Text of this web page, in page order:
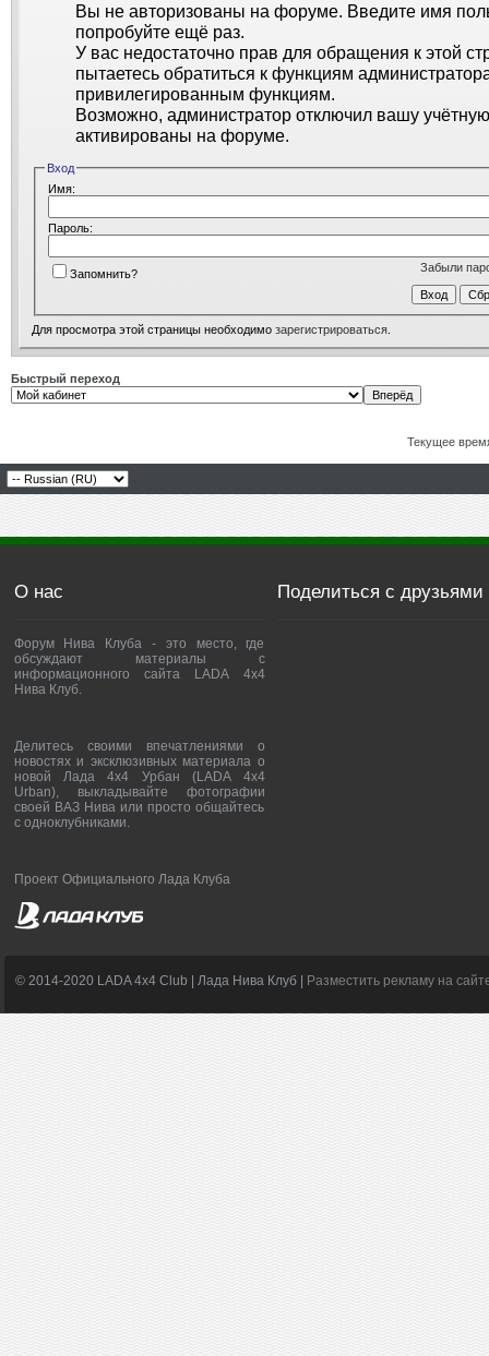
Вы не авторизованы на форуме. Введите имя
попробуйте ещё раз.
У вас недостаточно прав для обращения к этой
пытаетесь обратиться к функциям
привилегированным функциям.
Возможно, администратор отключил вашу
активированы на форуме.
Вход
Имя:
Пароль:
Забыли
Запомнить?
Для просмотра этой страницы необходимо зарегистрироваться
Быстрый переход
Текущее
О нас
Форум Нива Клуба - это место, где
обсуждают материалы с
информационного сайта LADA 4x4
Нива Клуб.
Делитесь своими впечатлениями о
новостях и эксклюзивных материала о
новой Лада 4х4 Урбан (LADA 4x4
Urban), выкладывайте фотографии
своей ВАЗ Нива или просто общайтесь
с одноклубниками.
Проект Официального Лада Клуба
Поделиться с друзьями
© 2014-2020 LADA 4x4 Club | Лада Нива Клуб | Разместить рекламу на